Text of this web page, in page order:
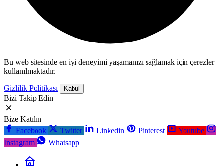
Bu web sitesinde en iyi deneyimi yaşamanızı sağlamak için çerezler
kullanılmaktadır.
Gizlilik Politikası Kabul
Bizi Takip Edin
Bize Katılın
Facebook
Twitter Linkedin Pinterest
Youtube
Instagram
Whatsapp